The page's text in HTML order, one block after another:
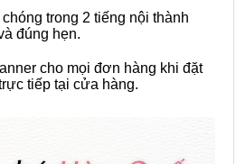
trong 2 tiếng nội thành
đúng hẹn.
cho mọi đơn hàng khi đặt
tiếp tại cửa hàng.